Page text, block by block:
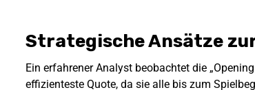
Strategische Ansätze
Ein erfahrener Analyst beobachtet die
effizienteste Quote, da sie alle bis zum